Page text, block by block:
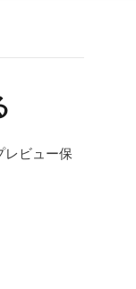
レビュー保